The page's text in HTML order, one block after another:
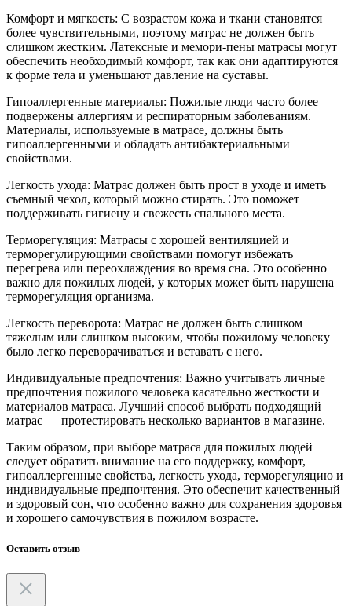
Комфорт и мягкость: С возрастом кожа и ткани становятся
более чувствительными, поэтому матрас не должен быть
слишком жестким. Латексные и мемори-пены матрасы могут
обеспечить необходимый комфорт, так как они адаптируются
к форме тела и уменьшают давление на суставы.
Гипоаллергенные материалы: Пожилые люди часто более
подвержены аллергиям и респираторным заболеваниям.
Материалы, используемые в матрасе, должны быть
гипоаллергенными и обладать антибактериальными
свойствами.
Легкость ухода: Матрас должен быть прост в уходе и иметь
съемный чехол, который можно стирать. Это поможет
поддерживать гигиену и свежесть спального места.
Терморегуляция: Матрасы с хорошей вентиляцией и
терморегулирующими свойствами помогут избежать
перегрева или переохлаждения во время сна. Это особенно
важно для пожилых людей, у которых может быть нарушена
терморегуляция организма.
Легкость переворота: Матрас не должен быть слишком
тяжелым или слишком высоким, чтобы пожилому человеку
было легко переворачиваться и вставать с него.
Индивидуальные предпочтения: Важно учитывать личные
предпочтения пожилого человека касательно жесткости и
материалов матраса. Лучший способ выбрать подходящий
матрас — протестировать несколько вариантов в магазине.
Таким образом, при выборе матраса для пожилых людей
следует обратить внимание на его поддержку, комфорт,
гипоаллергенные свойства, легкость ухода, терморегуляцию и
индивидуальные предпочтения. Это обеспечит качественный
и здоровый сон, что особенно важно для сохранения здоровья
и хорошего самочувствия в пожилом возрасте.
Оставить отзыв